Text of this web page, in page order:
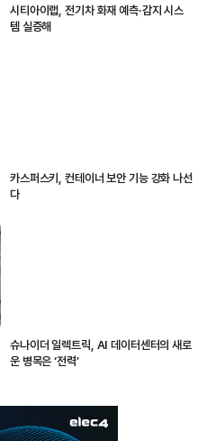
시티아이랩, 전기차 화재 예측·감지 시스
템 실증해
카스퍼스키, 컨테이너 보안 기능 강화 나선
다
슈나이더 일렉트릭, AI 데이터센터의 새로
운 병목은 ‘전력’